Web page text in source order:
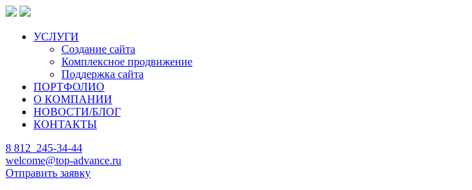
УСЛУГИ
Создание сайта
Комплексное продвижение
Поддержка сайта
ПОРТФОЛИО
О КОМПАНИИ
НОВОСТИ/БЛОГ
КОНТАКТЫ
8 812 245-34-44
welcome@top-advance.ru
Отправить заявку